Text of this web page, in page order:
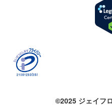
©2025 ジェイフ